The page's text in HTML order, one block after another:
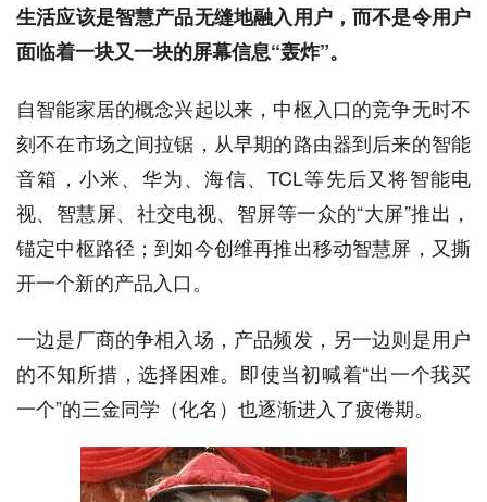
生活应该是智慧产品无缝地融入用户，而不是令用户
面临着一块又一块的屏幕信息“轰炸”。
自智能家居的概念兴起以来，中枢入口的竞争无时不
刻不在市场之间拉锯，从早期的路由器到后来的智能
音箱，小米、华为、海信、TCL等先后又将智能电
视、智慧屏、社交电视、智屏等一众的“大屏”推出，
锚定中枢路径；到如今创维再推出移动智慧屏，又撕
开一个新的产品入口。
一边是厂商的争相入场，产品频发，另一边则是用户
的不知所措，选择困难。即使当初喊着“出一个我买
一个”的三金同学（化名）也逐渐进入了疲倦期。